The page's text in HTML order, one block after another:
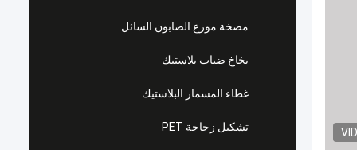
مضخة موزع الصابون السائل
بخاخ ضباب بلاستيك
غطاء المسمار البلاستيك
تشكيل زجاجة PET